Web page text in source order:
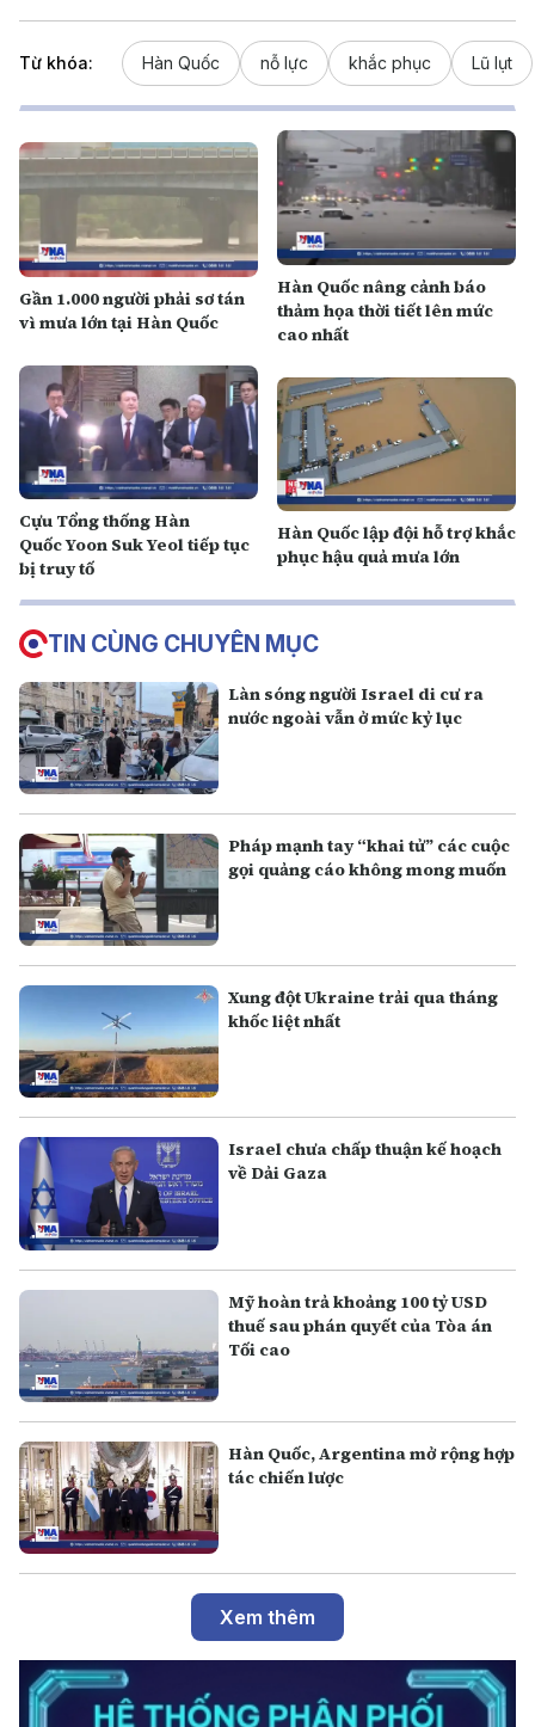
Từ khóa: Hàn Quốc nỗ lực khắc phục Lũ lụt
Gần 1.000 người phải sơ tán
vì mưa lớn tại Hàn Quốc
Hàn Quốc nâng cảnh báo
thảm họa thời tiết lên mức
cao nhất
Cựu Tổng thống Hàn
Quốc Yoon Suk Yeol tiếp tục
bị truy tố
Hàn Quốc lập đội hỗ trợ khắc
phục hậu quả mưa lớn
TIN CÙNG CHUYÊN MỤC
Làn sóng người Israel di cư ra
nước ngoài vẫn ở mức kỷ lục
Pháp mạnh tay “khai tử” các cuộc
gọi quảng cáo không mong muốn
Xung đột Ukraine trải qua tháng
khốc liệt nhất
Israel chưa chấp thuận kế hoạch
về Dải Gaza
Mỹ hoàn trả khoảng 100 tỷ USD
thuế sau phán quyết của Tòa án
Tối cao
Hàn Quốc, Argentina mở rộng hợp
tác chiến lược
Xem thêm